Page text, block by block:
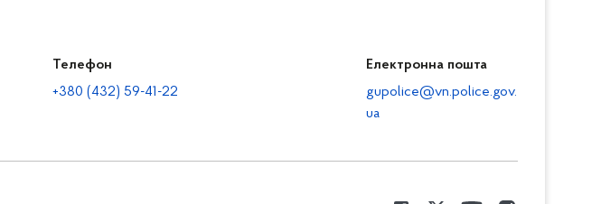
Телефон
+380 (432) 59-41-22
Електронна пошта
gupolice@vn.police.gov.
ua